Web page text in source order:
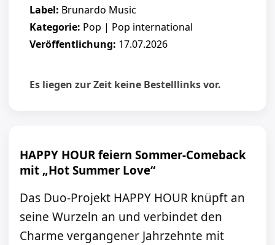
Label: Brunardo Music
Kategorie: Pop | Pop international
Veröffentlichung: 17.07.2026
Es liegen zur Zeit keine Bestelllinks vor.
HAPPY HOUR feiern Sommer-Comeback
mit „Hot Summer Love“
Das Duo-Projekt HAPPY HOUR knüpft an
seine Wurzeln an und verbindet den
Charme vergangener Jahrzehnte mit